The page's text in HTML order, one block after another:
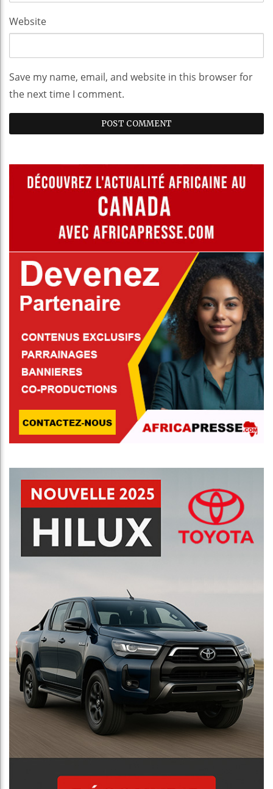
Website
Save my name, email, and website in this browser for
the next time I comment.